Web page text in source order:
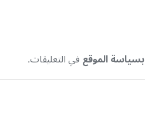
بسياسة الموقعفي التعليقات.